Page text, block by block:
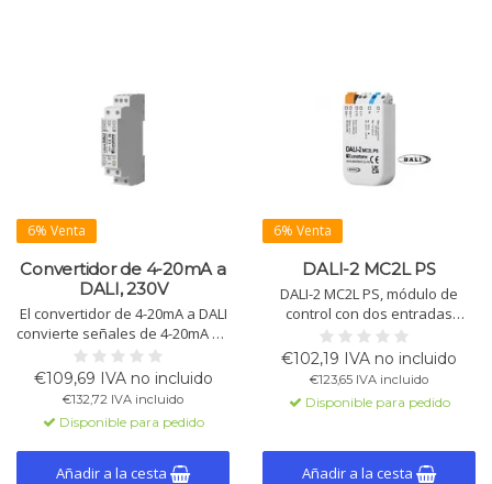
6% Venta
Convertidor de 4-20mA a
DALI, 230V
El convertidor de 4-20mA a DALI
convierte señales de 4-20mA en
valores de atenuación DALI.
Este dispositivo modular es
adecuado para montaje en
carril DIN y proporciona
alimentación DALI integrada
para hasta 10 cargas.
€109,69 IVA no incluido
€132,72 IVA incluido
Disponible para pedido
Añadir a la cesta
6% Venta
DALI-2 MC2L PS
DALI-2 MC2L PS, módulo de
control con dos entradas
programables para voltaje de
red y fuente de alimentación
DALI integrada. Soporta
atenuación, conmutación,
escenas, temperatura de color
€102,19 IVA no incluido
€123,65 IVA incluido
Disponible para pedido
Añadir a la cesta